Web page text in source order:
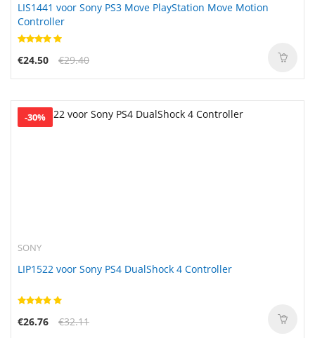
LIS1441 voor Sony PS3 Move PlayStation Move Motion
Controller
€24.50 €29.40
-30%
SONY
LIP1522 voor Sony PS4 DualShock 4 Controller
€26.76 €32.11